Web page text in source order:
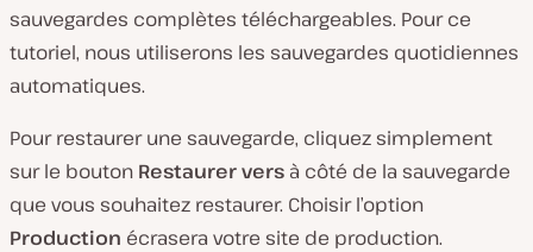
sauvegardes complètes téléchargeables. Pour ce
tutoriel, nous utiliserons les sauvegardes quotidiennes
automatiques.
Pour restaurer une sauvegarde, cliquez simplement
sur le bouton Restaurer vers à côté de la sauvegarde
que vous souhaitez restaurer. Choisir l’option
Production écrasera votre site de production.